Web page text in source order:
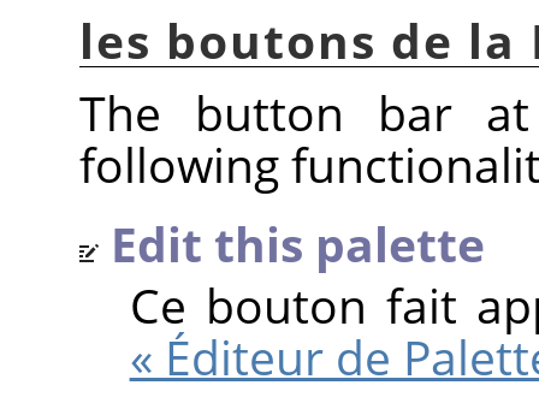
les boutons de
The button bar
following
Edit this palette
Ce bouton fait
« Éditeur de